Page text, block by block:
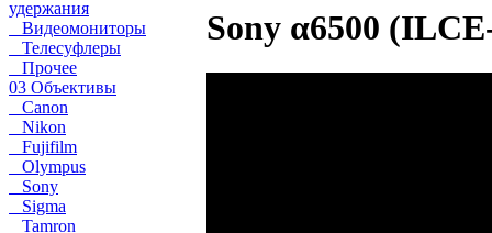
удержания
Видеомониторы
Телесуфлеры
Прочее
03 Объективы
Canon
Nikon
Fujifilm
Olympus
Sony
Sigma
Tamron
Sony α6500